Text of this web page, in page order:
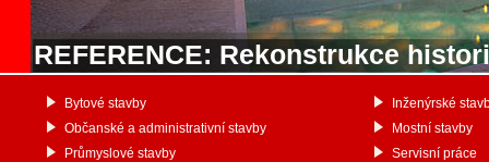
REFERENCE: Rekonstrukce
Inženýrské
Mostní stavby
Servisní práce
Bytové stavby
Občanské a administrativní stavby
Průmyslové stavby